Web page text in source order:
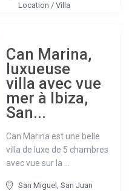
Location /Villa
Can Marina,
luxueuse
villa avec vue
mer à Ibiza,
San...
Can Marina est une belle
villa de luxe de 5 chambres
avec vue sur la ...
San Miguel,San Juan